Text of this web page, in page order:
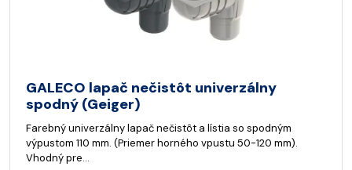
GALECO lapač nečistôt univerzálny
spodný (Geiger)
Farebný univerzálny lapač nečistôt a lístia so spodným
výpustom 110 mm. (Priemer horného vpustu 50-120 mm).
Vhodný pre…